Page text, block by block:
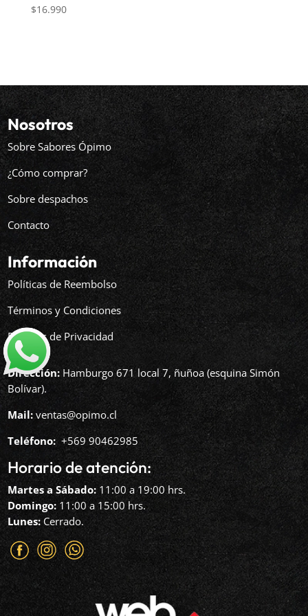
$16.990
Nosotros
Sobre Sabores Ópimo
¿Cómo comprar?
Sobre despachos
Contacto
Información
Políticas de Reembolso
Términos y Condiciones
Políticas de Privacidad
Dirección: Hamburgo 671 local 7, ñuñoa (esquina Simón
Bolívar).
Mail: ventas@opimo.cl
Teléfono: ‪+569 90462985‬
Horario de atención:
Martes a Sábado: 11:00 a 19:00 hrs.
Domingo: 11:00 a 15:00 hrs.
Lunes: Cerrado.